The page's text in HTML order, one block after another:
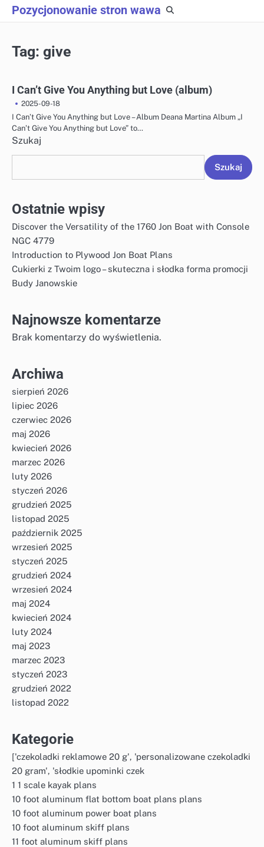
Skip
to
Pozycjonowanie stron wawa
Tag: give
I Can’t Give You Anything but Love (album)
2025-09-18
I Can’t Give You Anything but Love – Album Deana Martina Album „I
Can’t Give You Anything but Love” to…
Szukaj
Szukaj
Ostatnie wpisy
Discover the Versatility of the 1760 Jon Boat with Console
NGC 4779
Introduction to Plywood Jon Boat Plans
Cukierki z Twoim logo – skuteczna i słodka forma promocji
Budy Janowskie
Najnowsze komentarze
Brak komentarzy do wyświetlenia.
Archiwa
sierpień 2026
lipiec 2026
czerwiec 2026
maj 2026
kwiecień 2026
marzec 2026
luty 2026
styczeń 2026
grudzień 2025
listopad 2025
październik 2025
wrzesień 2025
styczeń 2025
grudzień 2024
wrzesień 2024
maj 2024
kwiecień 2024
luty 2024
maj 2023
marzec 2023
styczeń 2023
grudzień 2022
listopad 2022
Kategorie
['czekoladki reklamowe 20 g', 'personalizowane czekoladki
20 gram', 'słodkie upominki czek
1 1 scale kayak plans
10 foot aluminum flat bottom boat plans plans
10 foot aluminum power boat plans
10 foot aluminum skiff plans
11 foot aluminum skiff plans